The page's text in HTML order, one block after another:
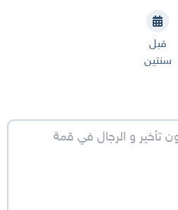
قبل
سنتين